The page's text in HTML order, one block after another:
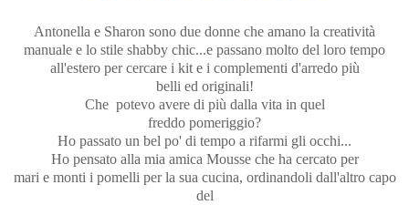
Antonella e Sharon sono due donne che amano la creatività
manuale e lo stile shabby chic...e passano molto del loro tempo
all'estero per cercare i kit e i complementi d'arredo più
belli ed originali!
Che potevo avere di più dalla vita in quel
freddo pomeriggio?
Ho passato un bel po' di tempo a rifarmi gli occhi...
Ho pensato alla mia amica Mousse che ha cercato per
mari e monti i pomelli per la sua cucina, ordinandoli dall'altro capo
del